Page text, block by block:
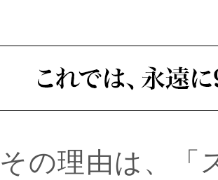
その理由は、「